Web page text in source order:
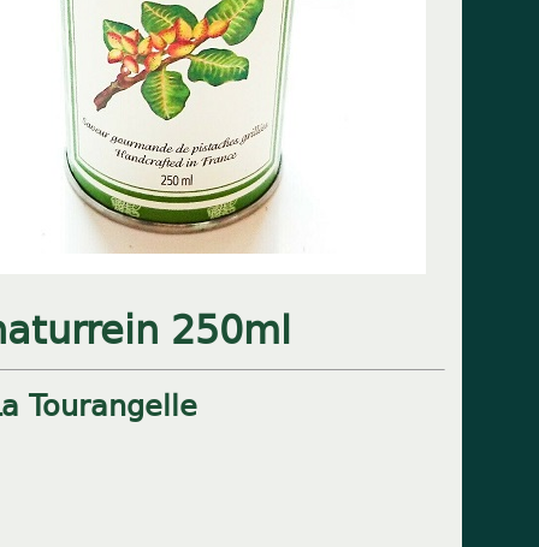
250ml
Tourangelle